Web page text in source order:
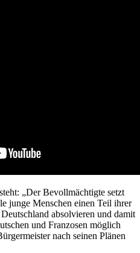
steht: „Der Bevollmächtigte setzt
junge Menschen einen Teil ihrer
absolvieren und damit
und Franzosen möglich
nach seinen Plänen